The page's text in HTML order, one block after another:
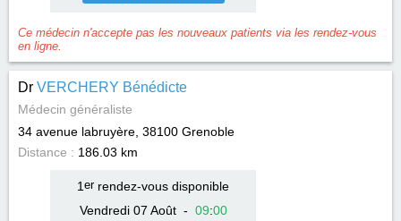
Ce médecin n'accepte pas les nouveaux patients via les rendez-vous
en ligne.
Dr VERCHERY Bénédicte
Médecin généraliste
34 avenue labruyère, 38100 Grenoble
Distance : 186.03 km
1 errendez-vous disponible
Vendredi 07 Août- 09:00